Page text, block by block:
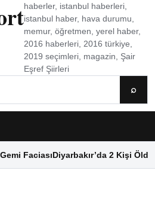
haberler, istanbul haberleri,
istanbul haber, hava durumu,
memur, öğretmen, yerel haber,
2016 haberleri, 2016 türkiye,
2019 seçimleri, magazin, Şair
Eşref Şiirleri
⌕
FaciasıDiyarbakır’da 2 Kişi Öldü